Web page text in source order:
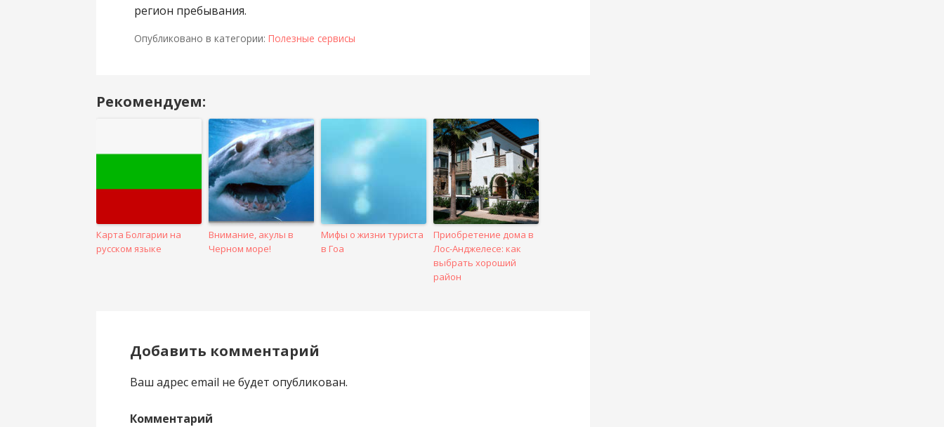
регион пребывания.
Опубликовано в категории:Полезные сервисы
Навигация
Рекомендуем:
Карта Болгарии на
русском языке
Внимание, акулы в
Черном море!
Мифы о жизни туриста
в Гоа
Приобретение дома в
Лос-Анджелесе: как
выбрать хороший
район
Добавить комментарий
Ваш адрес email не будет опубликован.
Комментарий